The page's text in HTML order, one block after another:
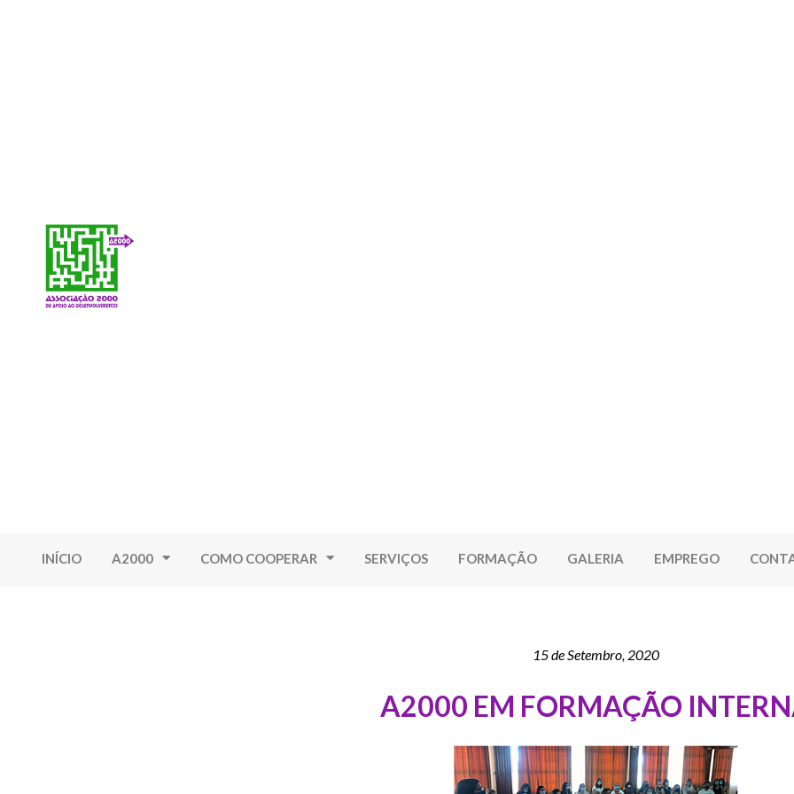
INÍCIO A2000 COMO COOPERAR SERVIÇOS FORMAÇÃO GALERIA EMPREGO
15 de Setembro, 2020
A2000 EM FORMAÇÃO